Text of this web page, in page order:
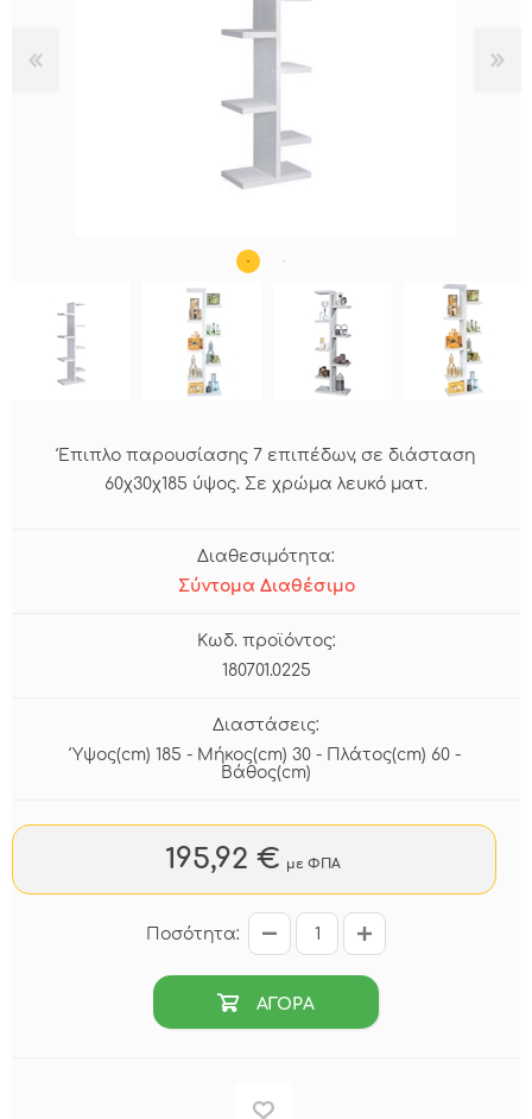
Έπιπλο παρουσίασης 7 επιπέδων, σε διάσταση
60χ30χ185 ύψος. Σε χρώμα λευκό ματ.
Διαθεσιμότητα:
Σύντομα Διαθέσιμο
Κωδ. προϊόντος:
180701.0225
Διαστάσεις:
Ύψος(cm) 185 - Μήκος(cm) 30 - Πλάτος(cm) 60 -
Βάθος(cm)
195,92 € με ΦΠΑ
Ποσότητα:
ΑΓΟΡΑ